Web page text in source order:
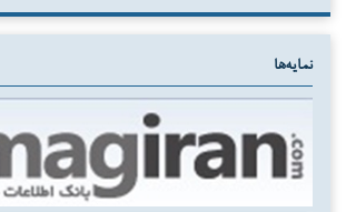
نمایه‌ها